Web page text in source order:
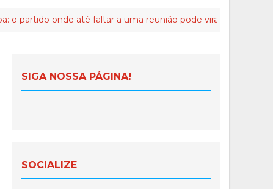
até faltar a uma reunião pode virar crime de lesa-Malta
SIGA NOSSA PÁGINA!
SOCIALIZE